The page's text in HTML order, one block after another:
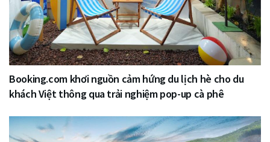
Booking.com khơi nguồn cảm hứng du lịch hè cho du
khách Việt thông qua trải nghiệm pop-up cà phê